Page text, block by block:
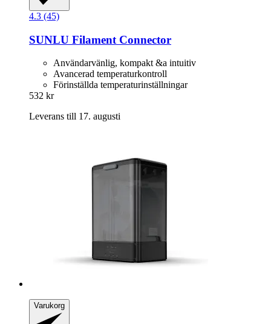
4.3 (45)
SUNLU Filament Connector
Användarvänlig, kompakt &a intuitiv
Avancerad temperaturkontroll
Förinställda temperaturinställningar
532 kr
Leverans till 17. augusti
Varukorg